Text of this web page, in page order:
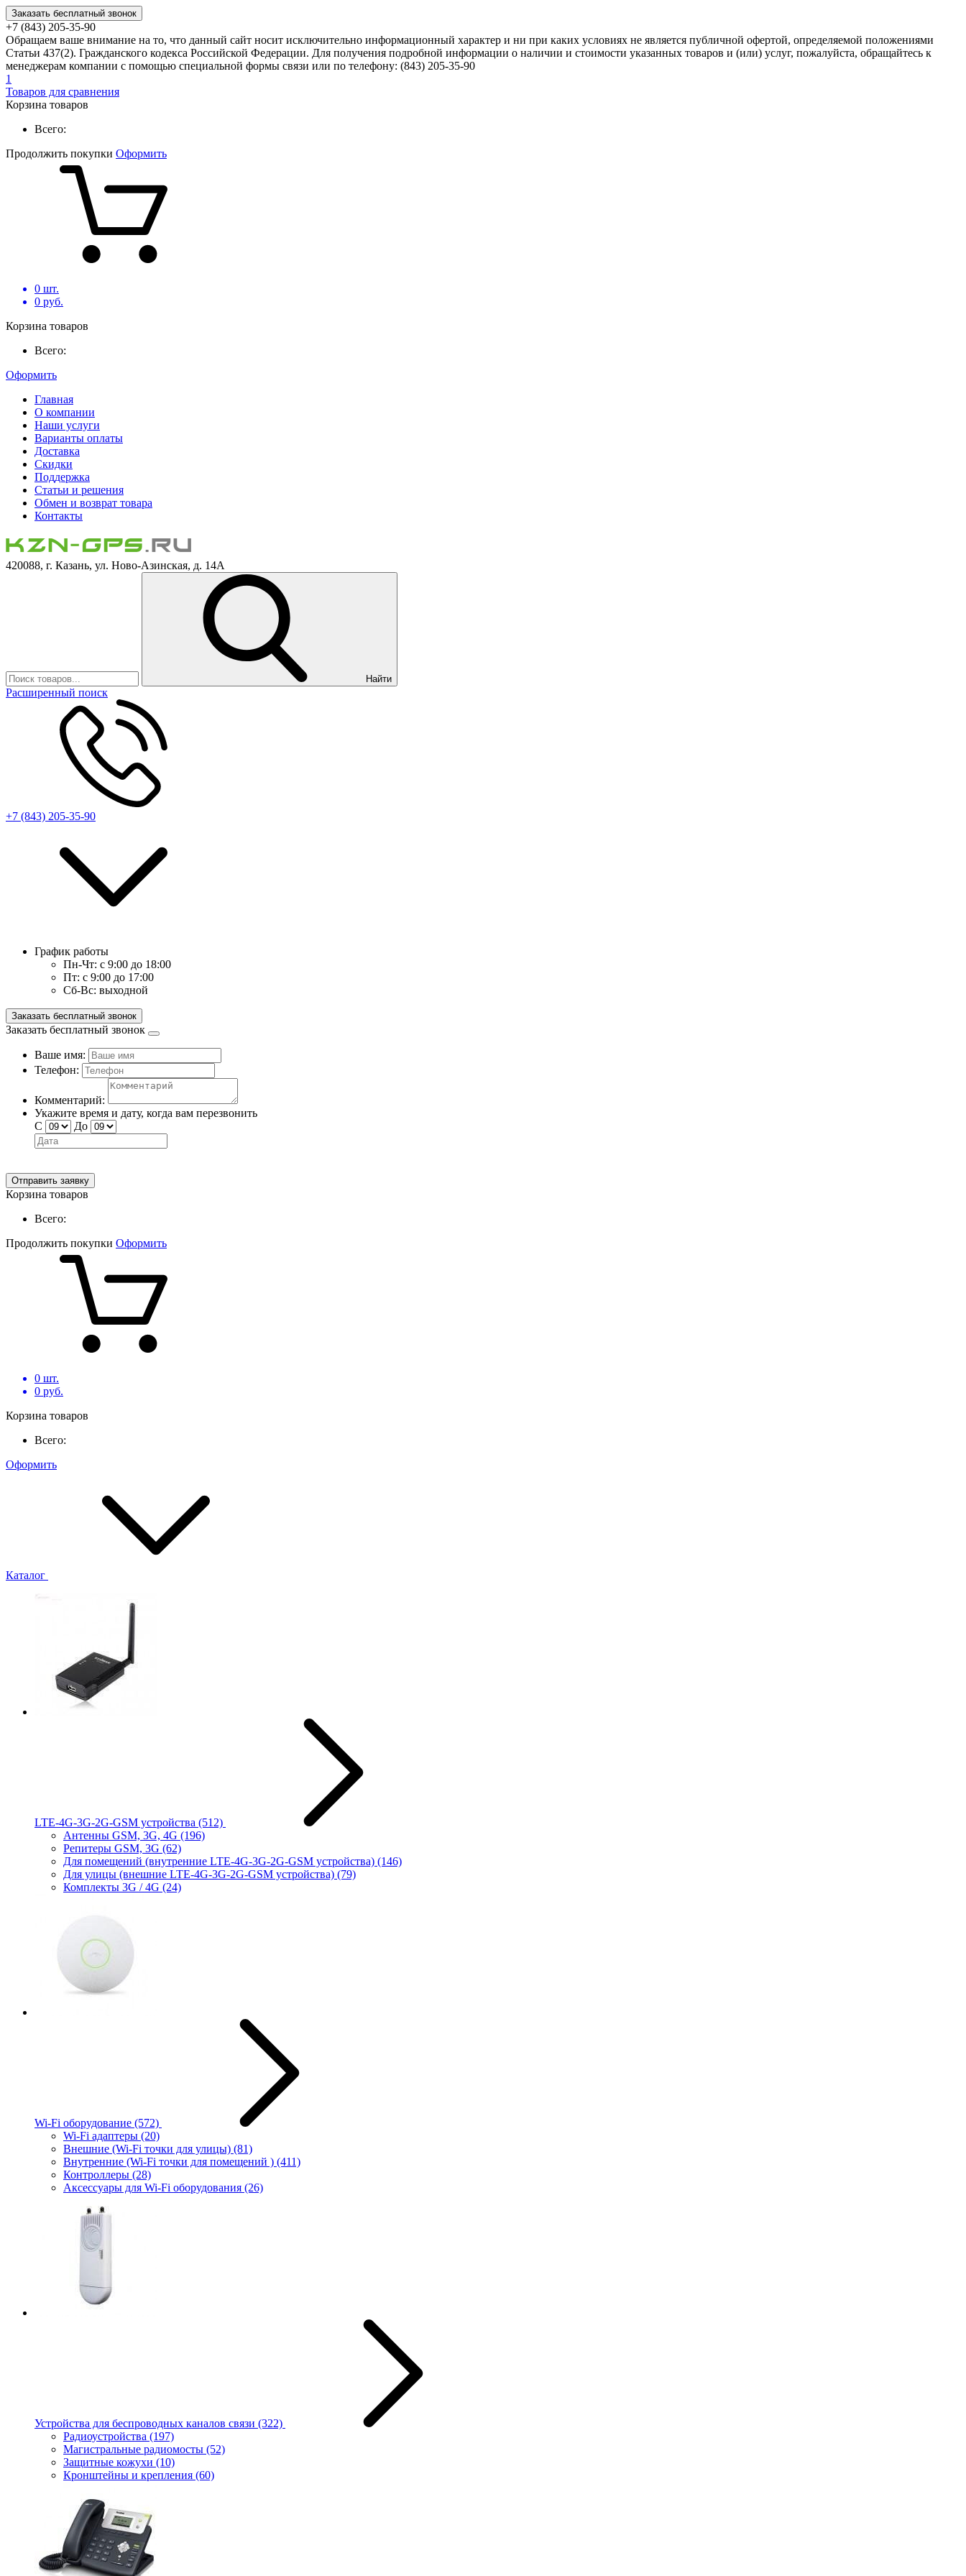
Заказать бесплатный звонок
+7 (843) 205-35-90
Обращаем ваше внимание на то, что данный сайт носит исключительно информационный характер и ни при каких условиях не является публичной офертой, определяемой положениями
Статьи 437(2). Гражданского кодекса Российской Федерации. Для получения подробной информации о наличии и стоимости указанных товаров и (или) услуг, пожалуйста, обращайтесь к
менеджерам компании с помощью специальной формы связи или по телефону: (843) 205-35-90
1
Товаров для сравнения
Корзина товаров
Всего:
Продолжить покупки Оформить
0 шт.
0 руб.
Корзина товаров
Всего:
Оформить
Главная
О компании
Наши услуги
Варианты оплаты
Доставка
Скидки
Поддержка
Статьи и решения
Обмен и возврат товара
Контакты
420088, г. Казань, ул. Ново-Азинская, д. 14А
Найти
Расширенный поиск
+7 (843) 205-35-90
График работы
Пн-Чт: с 9:00 до 18:00
Пт: с 9:00 до 17:00
Сб-Вс: выходной
Заказать бесплатный звонок
Заказать бесплатный звонок
Ваше имя:
Телефон:
Комментарий:
Укажите время и дату, когда вам перезвонить
С
До
Отправить заявку
Корзина товаров
Всего:
Продолжить покупки Оформить
0 шт.
0 руб.
Корзина товаров
Всего:
Оформить
Каталог
LTE-4G-3G-2G-GSM устройства (512)
Антенны GSM, 3G, 4G (196)
Репитеры GSM, 3G (62)
Для помещений (внутренние LTE-4G-3G-2G-GSM устройства) (146)
Для улицы (внешние LTE-4G-3G-2G-GSM устройства) (79)
Комплекты 3G / 4G (24)
Wi-Fi оборудование (572)
Wi-Fi адаптеры (20)
Внешние (Wi-Fi точки для улицы) (81)
Внутренние (Wi-Fi точки для помещений ) (411)
Контроллеры (28)
Аксессуары для Wi-Fi оборудования (26)
Устройства для беспроводных каналов связи (322)
Радиоустройства (197)
Магистральные радиомосты (52)
Защитные кожухи (10)
Кронштейны и крепления (60)